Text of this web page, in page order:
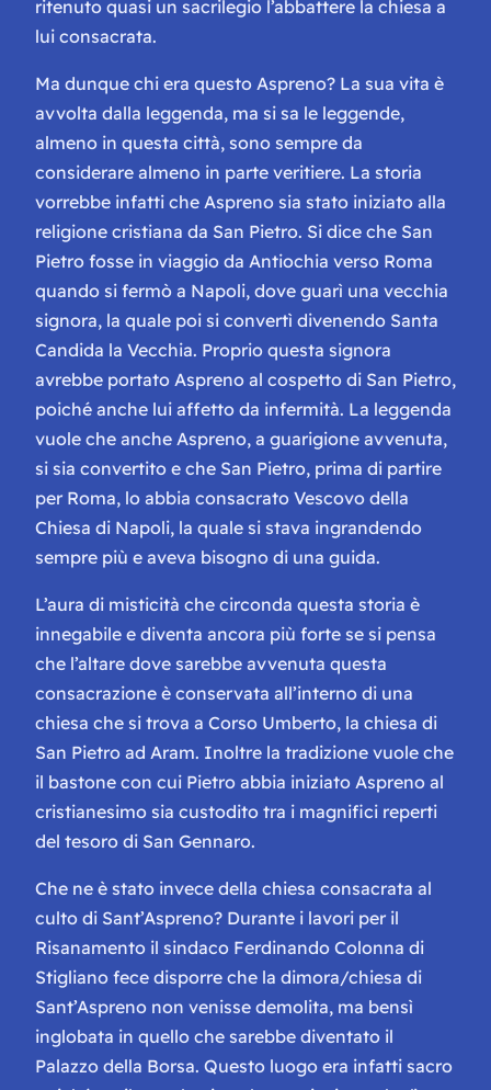
ritenuto quasi un sacrilegio l’abbattere la chiesa a
lui consacrata.
Ma dunque chi era questo Aspreno? La sua vita è
avvolta dalla leggenda, ma si sa le leggende,
almeno in questa città, sono sempre da
considerare almeno in parte veritiere. La storia
vorrebbe infatti che Aspreno sia stato iniziato alla
religione cristiana da San Pietro. Si dice che San
Pietro fosse in viaggio da Antiochia verso Roma
quando si fermò a Napoli, dove guarì una vecchia
signora, la quale poi si convertì divenendo Santa
Candida la Vecchia. Proprio questa signora
avrebbe portato Aspreno al cospetto di San Pietro,
poiché anche lui affetto da infermità. La leggenda
vuole che anche Aspreno, a guarigione avvenuta,
si sia convertito e che San Pietro, prima di partire
per Roma, lo abbia consacrato Vescovo della
Chiesa di Napoli, la quale si stava ingrandendo
sempre più e aveva bisogno di una guida.
L’aura di misticità che circonda questa storia è
innegabile e diventa ancora più forte se si pensa
che l’altare dove sarebbe avvenuta questa
consacrazione è conservata all’interno di una
chiesa che si trova a Corso Umberto, la chiesa di
San Pietro ad Aram. Inoltre la tradizione vuole che
il bastone con cui Pietro abbia iniziato Aspreno al
cristianesimo sia custodito tra i magnifici reperti
del tesoro di San Gennaro.
Che ne è stato invece della chiesa consacrata al
culto di Sant’Aspreno? Durante i lavori per il
Risanamento il sindaco Ferdinando Colonna di
Stigliano fece disporre che la dimora/chiesa di
Sant’Aspreno non venisse demolita, ma bensì
inglobata in quello che sarebbe diventato il
Palazzo della Borsa. Questo luogo era infatti sacro